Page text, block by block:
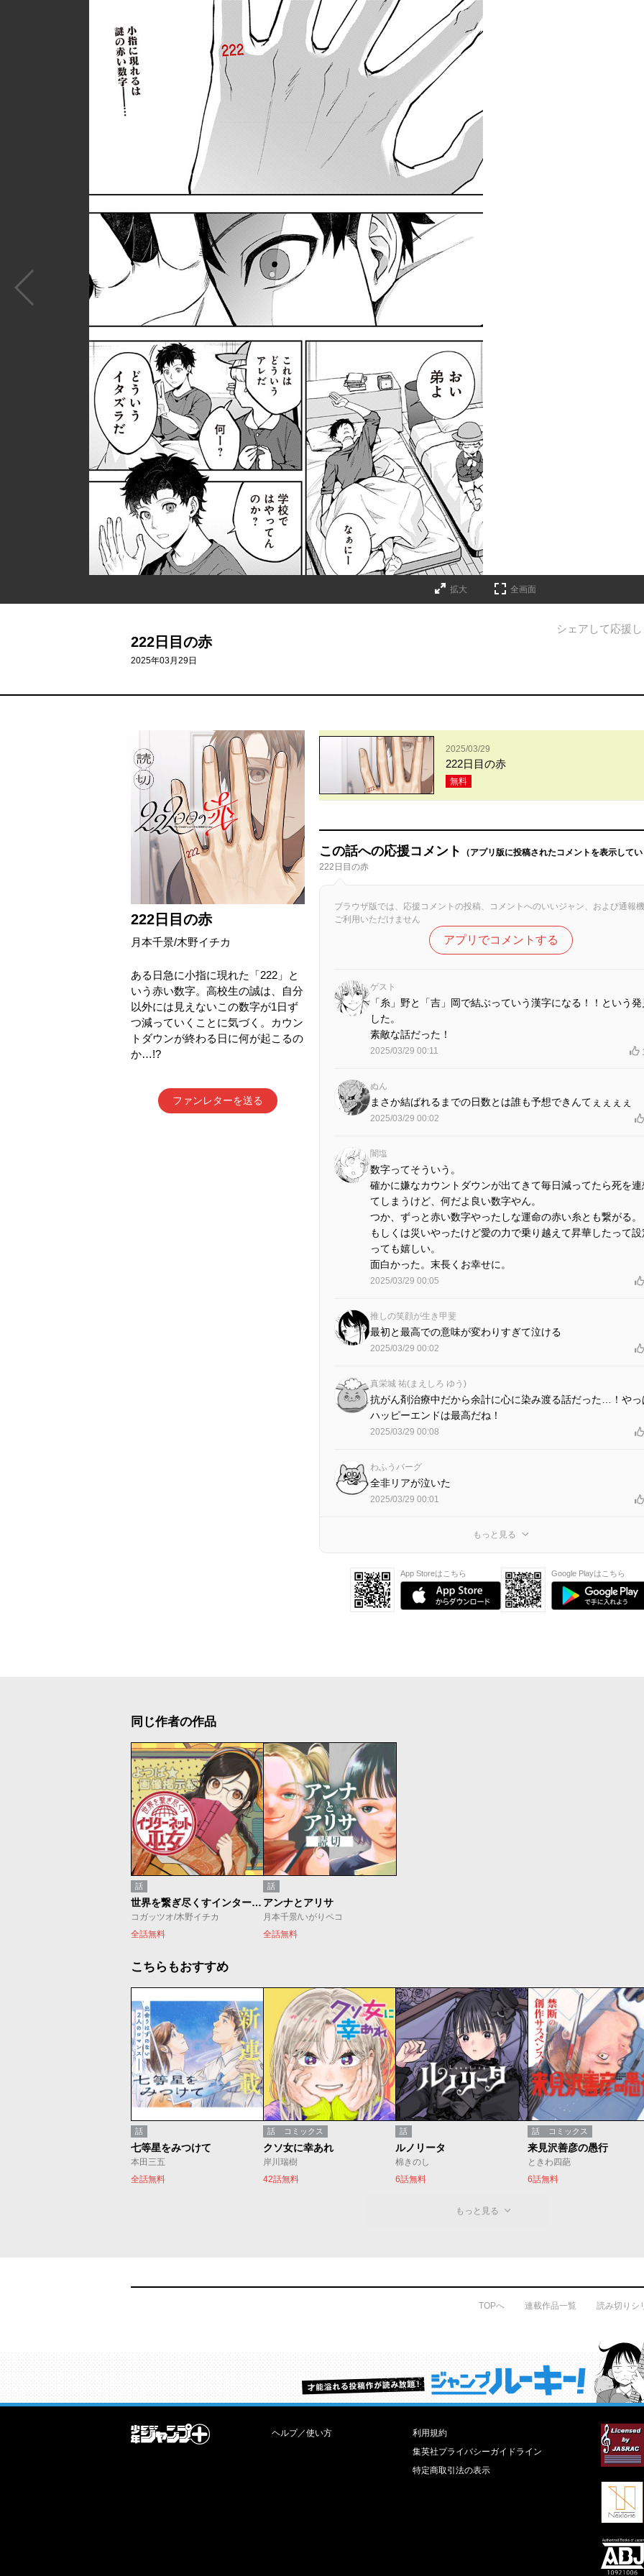
拡大 全画面
222日目の赤
2025年03月29日
シェアして応援し
222日目の赤
月本千景/木野イチカ
ある日急に小指に現れた「222」と
いう赤い数字。高校生の誠は、自分
以外には見えないこの数字が1日ず
つ減っていくことに気づく。カウン
トダウンが終わる日に何が起こるの
か…!?
ファンレターを送る
2025/03/29
222日目の赤
無料
この話への応援コメント
（アプリ版に投稿されたコメントを表示してい
222日目の赤
ブラウザ版では、応援コメントの投稿、コメントへのいいジャン、および通報
ご利用いただけません
アプリでコメントする
ゲスト
「糸」野と「吉」岡で結ぶっていう漢字になる！！という発
した。
素敵な話だった！
2025/03/29 00:11
ぬん
まさか結ばれるまでの日数とは誰も予想できんてぇぇぇぇ
2025/03/29 00:02
闇塩
数字ってそういう。
確かに嫌なカウントダウンが出てきて毎日減ってたら死を連
てしまうけど、何だよ良い数字やん。
つか、ずっと赤い数字やったしな運命の赤い糸とも繋がる。
もしくは災いやったけど愛の力で乗り越えて昇華したって設
っても嬉しい。
面白かった。末長くお幸せに。
2025/03/29 00:05
推しの笑顔が生き甲斐
最初と最高での意味が変わりすぎて泣ける
2025/03/29 00:02
真栄城 祐(まえしろ ゆう)
抗がん剤治療中だから余計に心に染み渡る話だった…！やっ
ハッピーエンドは最高だね！
2025/03/29 00:08
わふうバーグ
全非リアが泣いた
2025/03/29 00:01
もっと見る
App Storeはこちら Google Playはこちら
同じ作者の作品
話
世界を繋ぎ尽くすインターネット巫女
コガッツオ/木野イチカ
全話無料
話
アンナとアリサ
月本千景/いがりペコ
全話無料
こちらもおすすめ
話
七等星をみつけて
本田三五
全話無料
話 コミックス
クソ女に幸あれ
岸川瑞樹
42話無料
話
ルノリータ
棉きのし
6話無料
話 コミックス
来見沢善彦の愚行
ときわ四葩
6話無料
もっと見る
TOPへ 連載作品一覧 読み切りシ
才能溢れる投稿作が読み放題！ ジャンプルーキー！
ヘルプ／使い方
利用規約
集英社プライバシーガイドライン
特定商取引法の表示